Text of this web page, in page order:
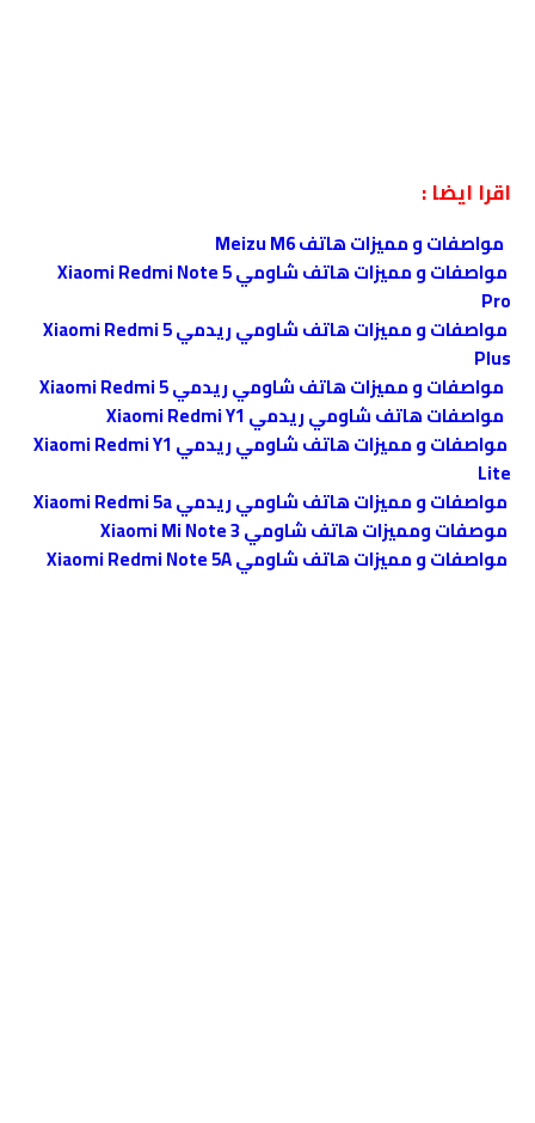
اقرا ايضا :
مواصفات و مميزات هاتف Meizu M6
مواصفات و مميزات هاتف شاومي Xiaomi Redmi Note 5
Pro
مواصفات و مميزات هاتف شاومي ريدمي Xiaomi Redmi 5
Plus
مواصفات و مميزات هاتف شاومي ريدمي Xiaomi Redmi 5
مواصفات هاتف شاومي ريدمي Xiaomi Redmi Y1
مواصفات و مميزات هاتف شاومي ريدمي Xiaomi Redmi Y1
Lite
مواصفات و مميزات هاتف شاومي ريدمي Xiaomi Redmi 5a
موصفات ومميزات هاتف شاومي Xiaomi Mi Note 3
مواصفات و مميزات هاتف شاومي Xiaomi Redmi Note 5A